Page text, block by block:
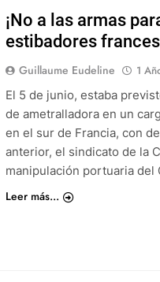
¡No a las armas
estibadores
Guillaume Eudeline 1
El 5 de junio, estaba
de ametralladora en un
en el sur de Francia, con
anterior, el sindicato de la
manipulación portuaria del
Leer más...